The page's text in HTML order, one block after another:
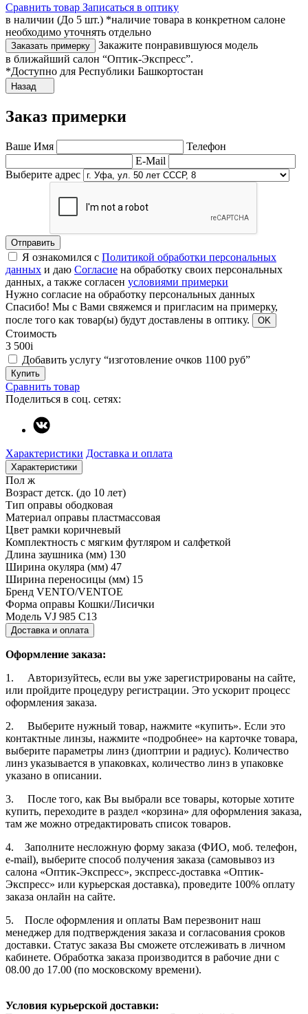
Сравнить товар Записаться в оптику
в наличии (До 5 шт.) *наличие товара в конкретном салоне
необходимо уточнять отдельно
Заказать примерку
Закажите понравившуюся модель
в ближайший салон “Оптик-Экспресс”.
*Доступно для Республики Башкортостан
Назад
Заказ примерки
Ваше Имя
Телефон
E-Mail
Выберите адрес
Отправить
Я ознакомился с Политикой обработки персональных
данных и даю Согласие на обработку своих персональных
данных, а также согласен условиями примерки
Нужно согласие на обработку персональных данных
Спасибо! Мы с Вами свяжемся и пригласим на примерку,
после того как товар(ы) будут доставлены в оптику.
OK
Стоимость
3 500i
Добавить услугу “изготовление очков 1100 руб”
Купить
Сравнить товар
Поделиться в соц. сетях:
Характеристики Доставка и оплата
Характеристики
Пол ж
Возраст детск. (до 10 лет)
Тип оправы ободковая
Материал оправы пластмассовая
Цвет рамки коричневый
Комплектность с мягким футляром и салфеткой
Длина заушника (мм) 130
Ширина окуляра (мм) 47
Ширина переносицы (мм) 15
Бренд VENTO/VENTOE
Форма оправы Кошки/Лисички
Модель VJ 985 C13
Доставка и оплата
Оформление заказа:
1. Авторизуйтесь, если вы уже зарегистрированы на сайте,
или пройдите процедуру регистрации. Это ускорит процесс
оформления заказа.
2. Выберите нужный товар, нажмите «купить». Если это
контактные линзы, нажмите «подробнее» на карточке товара,
выберите параметры линз (диоптрии и радиус). Количество
линз указывается в упаковках, количество линз в упаковке
указано в описании.
3. После того, как Вы выбрали все товары, которые хотите
купить, переходите в раздел «корзина» для оформления заказа,
там же можно отредактировать список товаров.
4. Заполните несложную форму заказа (ФИО, моб. телефон,
e-mail), выберите способ получения заказа (самовывоз из
салона «Оптик-Экспресс», экспресс-доставка «Оптик-
Экспресс» или курьерская доставка), проведите 100% оплату
заказа онлайн на сайте.
5. После оформления и оплаты Вам перезвонит наш
менеджер для подтверждения заказа и согласования сроков
доставки. Статус заказа Вы сможете отслеживать в личном
кабинете. Обработка заказа производится в рабочие дни с
08.00 до 17.00 (по московскому времени).
Условия курьерской доставки: